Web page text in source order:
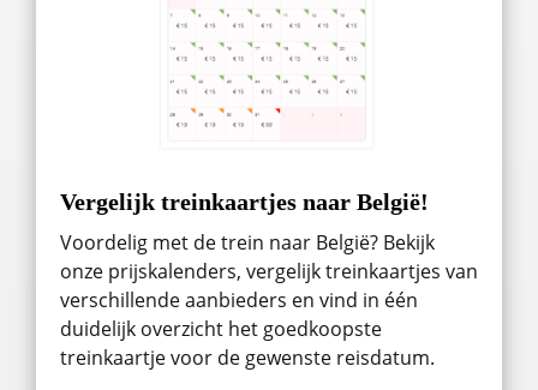
Vergelijk treinkaartjes naar België!
Voordelig met de trein naar België? Bekijk
onze prijskalenders, vergelijk treinkaartjes van
verschillende aanbieders en vind in één
duidelijk overzicht het goedkoopste
treinkaartje voor de gewenste reisdatum.